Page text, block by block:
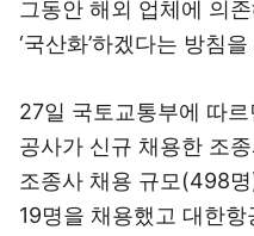
그동안 해외 업체에 의
‘국산화’하겠다는 방침
27일 국토교통부에 따
공사가 신규 채용한 조
조종사 채용 규모(498
19명을 채용했고 대한